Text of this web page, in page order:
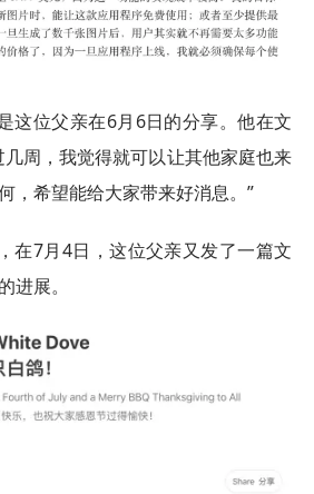
这位父亲在6月6日的分享。他在文
周，我觉得就可以让其他家庭也来
，希望能给大家带来好消息。”
在7月4日，这位父亲又发了一篇文
进展。